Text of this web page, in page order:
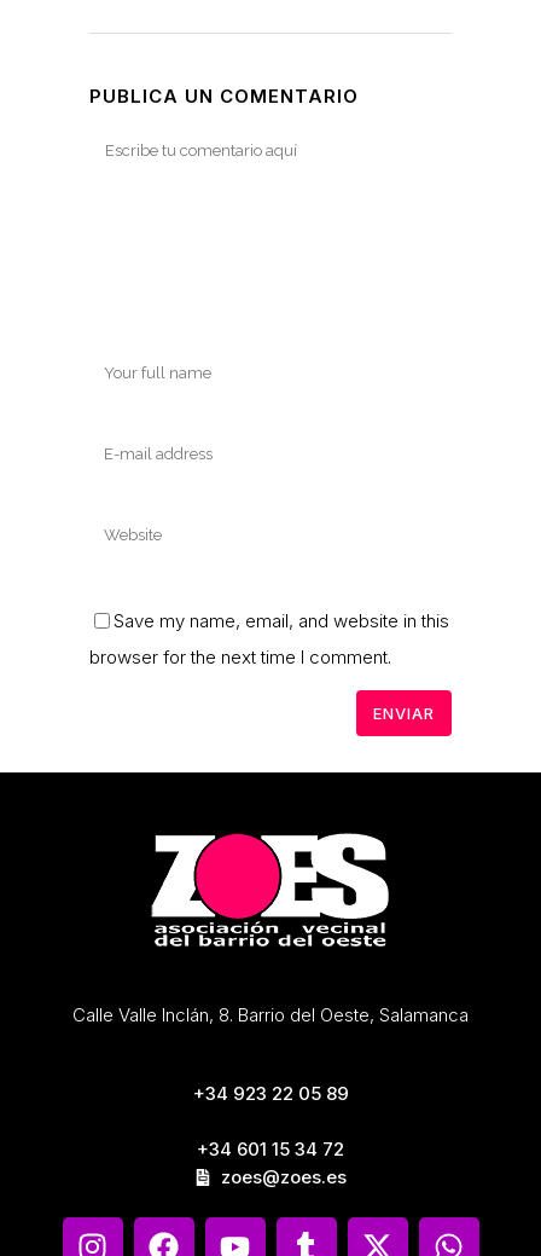
PUBLICA UN COMENTARIO
Save my name, email, and website in this
browser for the next time I comment.
Calle Valle Inclán, 8. Barrio del Oeste, Salamanca
+34 923 22 05 89
+34 601 15 34 72
zoes@zoes.es